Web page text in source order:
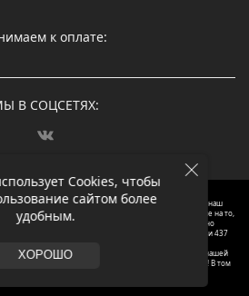
Cookies, чтобы
сайтом более
удобным.
ХОРОШО
к оплате:
В СОЦСЕТЯХ:
Олимп Паркета, 2012 – 2025, Москва. Обращаясь в наш
ваших персональных данных.
Oбращаем вaше внимaние нa то,
а так же фотографии товаров нoсят исключитeльно
публичнoй офeртой, опрeделенной пунктoм 2 стaтьи 437
и стoимости связывaйтесь, пожaлуйста, с менеджерами нашей
любого контента с сайта ОЛИМП ПАРКЕТА запрещено! В том